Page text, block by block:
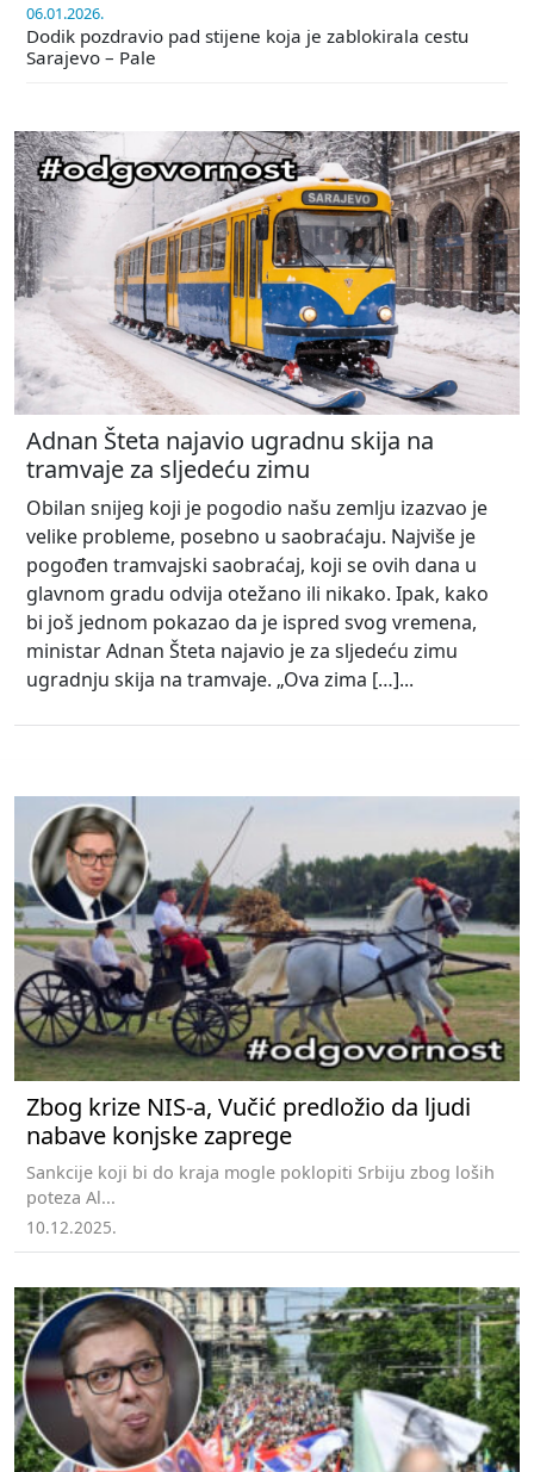
06.01.2026.
Dodik pozdravio pad stijene koja je zablokirala cestu
Sarajevo – Pale
Adnan Šteta najavio ugradnu skija na
tramvaje za sljedeću zimu
Obilan snijeg koji je pogodio našu zemlju izazvao je
velike probleme, posebno u saobraćaju. Najviše je
pogođen tramvajski saobraćaj, koji se ovih dana u
glavnom gradu odvija otežano ili nikako. Ipak, kako
bi još jednom pokazao da je ispred svog vremena,
ministar Adnan Šteta najavio je za sljedeću zimu
ugradnju skija na tramvaje. „Ova zima […]...
Zbog krize NIS-a, Vučić predložio da ljudi
nabave konjske zaprege
Sankcije koji bi do kraja mogle poklopiti Srbiju zbog loših
poteza Al...
10.12.2025.